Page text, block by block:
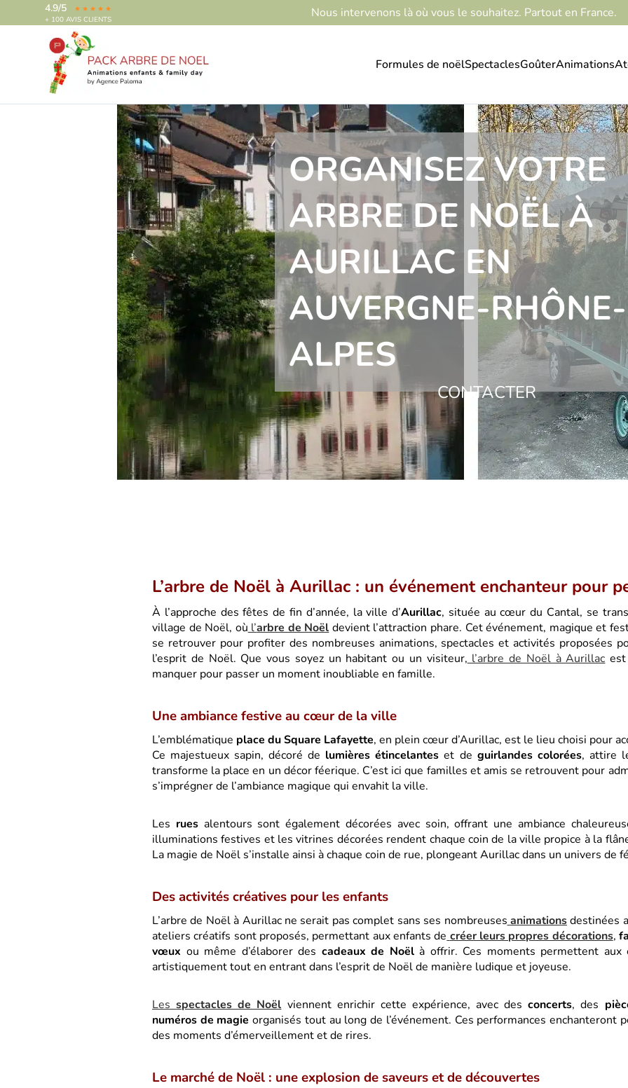
4.9/5
+ 100 AVIS CLIENTS Nous intervenons là où vous le souhaitez. Partout en France.
Formules de noëlSpectaclesGoûterAnimations
ORGANISEZ VOTRE
ARBRE DE NOËL À
AURILLAC EN
AUVERGNE-RHÔNE-
ALPES
CONTACTER
L’arbre de Noël à Aurillac : un événement enchanteur pour
À l’approche des fêtes de fin d’année, la ville d’Aurillac, située au cœur du Cantal, se
village de Noël, où l’arbre de Noël devient l’attraction phare. Cet événement, magique et
se retrouver pour profiter des nombreuses animations, spectacles et activités proposées
l’esprit de Noël. Que vous soyez un habitant ou un visiteur, l’arbre de Noël à Aurillac
manquer pour passer un moment inoubliable en famille.
Une ambiance festive au cœur de la ville
L’emblématique place du Square Lafayette, en plein cœur d’Aurillac, est le lieu choisi pour
Ce majestueux sapin, décoré de lumières étincelantes et de guirlandes colorées, attire
transforme la place en un décor féerique. C’est ici que familles et amis se retrouvent pour
s’imprégner de l’ambiance magique qui envahit la ville.
Les ruesalentours sont également décorées avec soin, offrant une ambiance
illuminations festives et les vitrines décorées rendent chaque coin de la ville propice à la
La magie de Noël s’installe ainsi à chaque coin de rue, plongeant Aurillac dans un univers de
Des activités créatives pour les enfants
L’arbre de Noël à Aurillac ne serait pas complet sans ses nombreuses animationsdestinées
ateliers créatifs sont proposés, permettant aux enfants de créer leurs propres décorations,
vœux ou même d’élaborer des cadeaux de Noëlà offrir. Ces moments permettent aux
artistiquement tout en entrant dans l’esprit de Noël de manière ludique et joyeuse.
Lesspectacles de Noël viennent enrichir cette expérience, avec desconcerts, des
numéros de magie organisés tout au long de l’événement. Ces performances enchanteront
des moments d’émerveillement et de rires.
Le marché de Noël : une explosion de saveurs et de découvertes